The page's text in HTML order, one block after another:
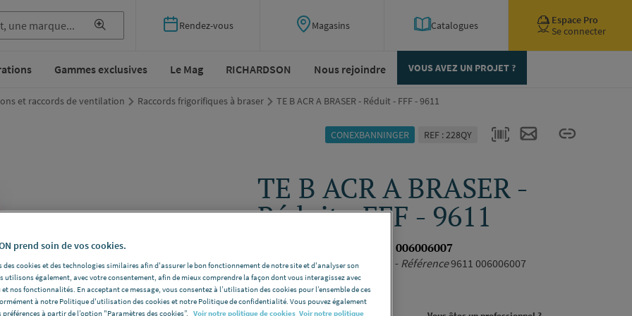
Rendez-vous Magasins Catalogues
Espace Pro
Se connecter
Gammes exclusives Le Mag RICHARDSON Nous rejoindre VOUS AVEZ UN PROJET ?
et raccords de ventilation Raccords frigorifiques à braser TE B ACR A BRASER - Réduit - FFF - 9611
CONEXBANNINGER REF : 228QY
TE B ACR A BRASER -
Réduit - FFF - 9611
CONEXBANNINGER 9611 006006007
Dimensions3/4" - 3/4" - 5/8" - Référence9611 006006007
Voir la description complète
prend soin de vos cookies.
des cookies et des technologies similaires afin d'assurer le bon fonctionnement de notre site et d'analyser son
utilisons également, avec votre consentement, afin de mieux comprendre la façon dont vous interagissez avec
nos fonctionnalités. En acceptant ce message, vous consentez à l’utilisation des cookies pour l’ensemble de ces
à notre Politique d'utilisation des cookies et notre Politique de confidentialité. Vous pouvez également
à partir de l’option "Paramètres des cookies”. Voir notre politique de cookies Voir notre politique